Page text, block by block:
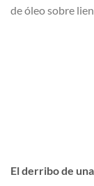
de óleo sobre
El derribo de